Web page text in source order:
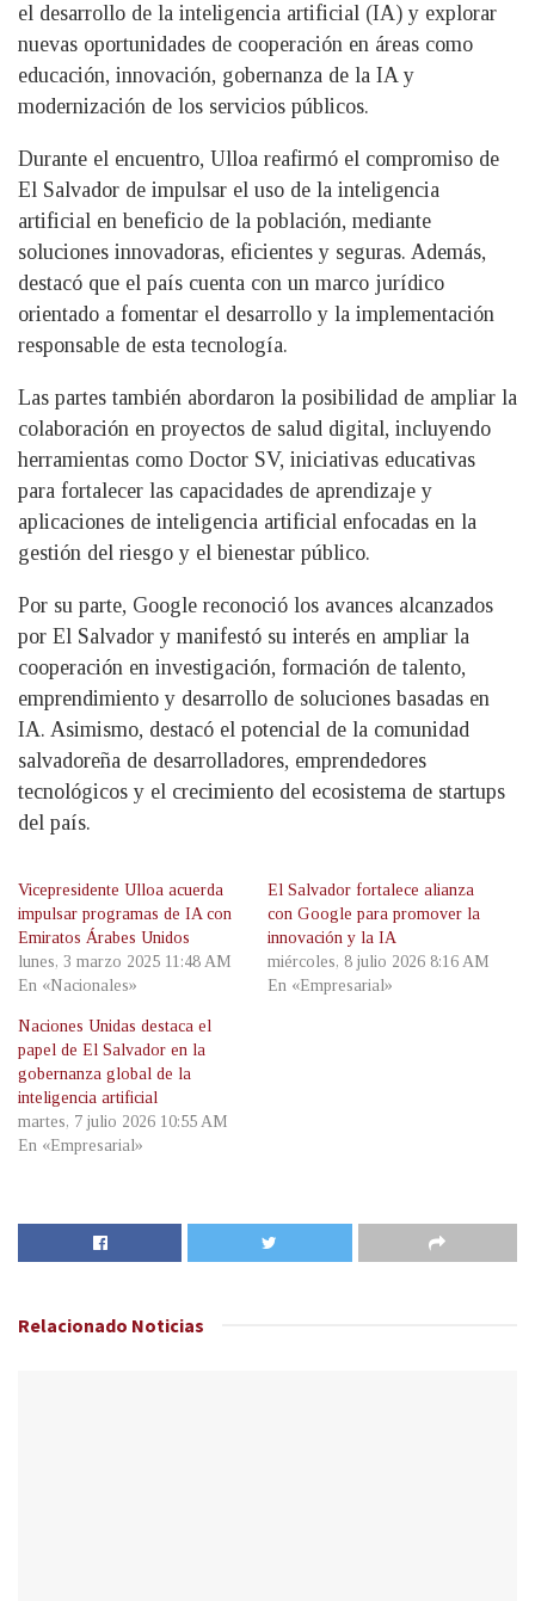
el desarrollo de la inteligencia artificial (IA) y explorar
nuevas oportunidades de cooperación en áreas como
educación, innovación, gobernanza de la IA y
modernización de los servicios públicos.
Durante el encuentro, Ulloa reafirmó el compromiso de
El Salvador de impulsar el uso de la inteligencia
artificial en beneficio de la población, mediante
soluciones innovadoras, eficientes y seguras. Además,
destacó que el país cuenta con un marco jurídico
orientado a fomentar el desarrollo y la implementación
responsable de esta tecnología.
Las partes también abordaron la posibilidad de ampliar la
colaboración en proyectos de salud digital, incluyendo
herramientas como Doctor SV, iniciativas educativas
para fortalecer las capacidades de aprendizaje y
aplicaciones de inteligencia artificial enfocadas en la
gestión del riesgo y el bienestar público.
Por su parte, Google reconoció los avances alcanzados
por El Salvador y manifestó su interés en ampliar la
cooperación en investigación, formación de talento,
emprendimiento y desarrollo de soluciones basadas en
IA. Asimismo, destacó el potencial de la comunidad
salvadoreña de desarrolladores, emprendedores
tecnológicos y el crecimiento del ecosistema de startups
del país.
Vicepresidente Ulloa acuerda
impulsar programas de IA con
Emiratos Árabes Unidos
lunes, 3 marzo 2025 11:48 AM
En «Nacionales»
El Salvador fortalece alianza
con Google para promover la
innovación y la IA
miércoles, 8 julio 2026 8:16 AM
En «Empresarial»
Naciones Unidas destaca el
papel de El Salvador en la
gobernanza global de la
inteligencia artificial
martes, 7 julio 2026 10:55 AM
En «Empresarial»
Relacionado Noticias